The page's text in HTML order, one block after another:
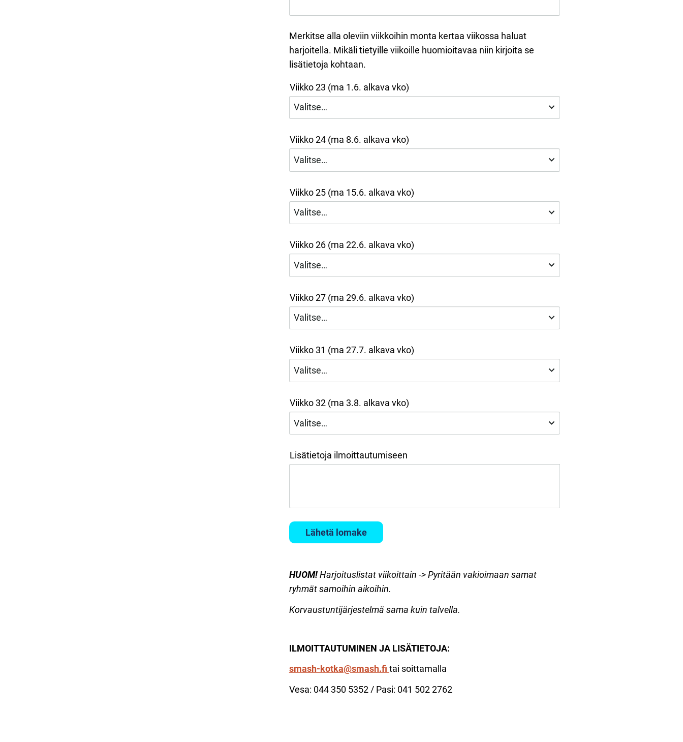
Merkitse alla oleviin viikkoihin monta kertaa viikossa haluat
harjoitella. Mikäli tietyille viikoille huomioitavaa niin kirjoita se
lisätietoja kohtaan.
Viikko 23 (ma 1.6. alkava vko)
Viikko 24 (ma 8.6. alkava vko)
Viikko 25 (ma 15.6. alkava vko)
Viikko 26 (ma 22.6. alkava vko)
Viikko 27 (ma 29.6. alkava vko)
Viikko 31 (ma 27.7. alkava vko)
Viikko 32 (ma 3.8. alkava vko)
Lisätietoja ilmoittautumiseen
Lähetä lomake
HUOM!Harjoituslistat viikoittain -> Pyritään vakioimaan samat
ryhmät samoihin aikoihin.
Korvaustuntijärjestelmä sama kuin talvella.
ILMOITTAUTUMINEN JA LISÄTIETOJA:
smash-kotka@smash.fi tai soittamalla
Vesa: 044 350 5352 / Pasi: 041 502 2762